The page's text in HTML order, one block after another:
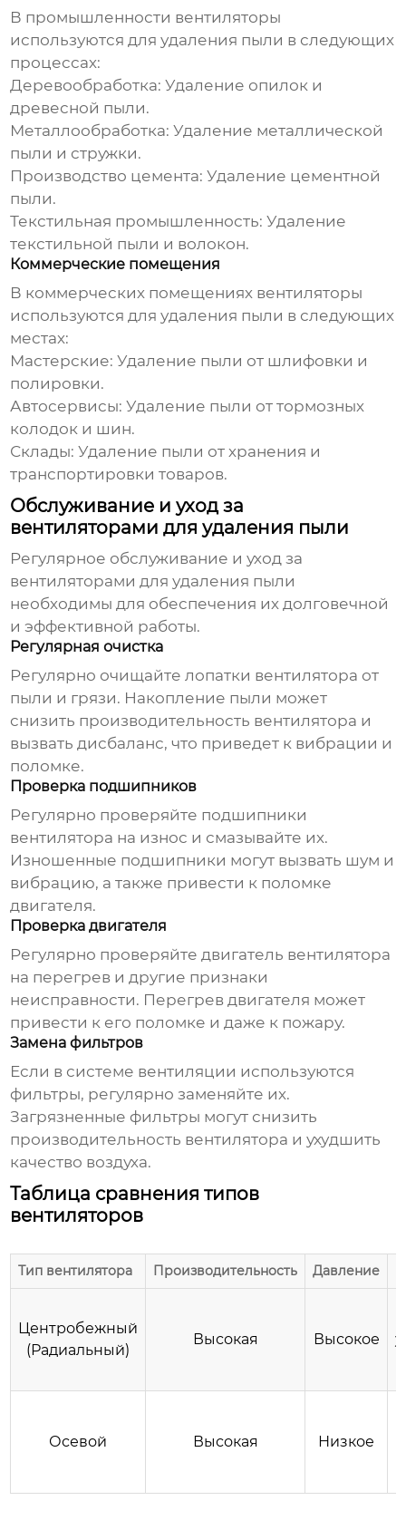
В промышленности вентиляторы
используются для удаления пыли в следующих
процессах:
Деревообработка: Удаление опилок и
древесной пыли.
Металлообработка: Удаление металлической
пыли и стружки.
Производство цемента: Удаление цементной
пыли.
Текстильная промышленность: Удаление
текстильной пыли и волокон.
Коммерческие помещения
В коммерческих помещениях вентиляторы
используются для удаления пыли в следующих
местах:
Мастерские: Удаление пыли от шлифовки и
полировки.
Автосервисы: Удаление пыли от тормозных
колодок и шин.
Склады: Удаление пыли от хранения и
транспортировки товаров.
Обслуживание и уход за
вентиляторами для удаления пыли
Регулярное обслуживание и уход за
вентиляторами для удаления пыли
необходимы для обеспечения их долговечной
иэффективной работы.
Регулярная очистка
Регулярно очищайте лопатки вентилятора от
пыли и грязи. Накопление пыли может
снизить производительность вентилятора и
вызвать дисбаланс, что приведет к вибрации и
поломке.
Проверка подшипников
Регулярно проверяйте подшипники
вентилятора на износ и смазывайте их.
Изношенные подшипники могут вызвать шум и
вибрацию, а также привести к поломке
двигателя.
Проверка двигателя
Регулярно проверяйте двигатель вентилятора
на перегрев и другие признаки
неисправности. Перегрев двигателя может
привести к его поломке и даже к пожару.
Замена фильтров
Если в системе вентиляции используются
фильтры, регулярно заменяйте их.
Загрязненные фильтры могут снизить
производительность вентилятора и ухудшить
качество воздуха.
Таблица сравнения типов
вентиляторов
Тип вентилятора Производительность Давление
Центробежный
(Радиальный)
Высокая Высокое
Осевой Высокая Низкое